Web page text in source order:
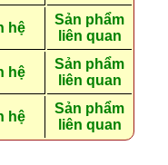
hệ
Sản phẩm
liên quan
hệ
Sản phẩm
liên quan
hệ
Sản phẩm
liên quan